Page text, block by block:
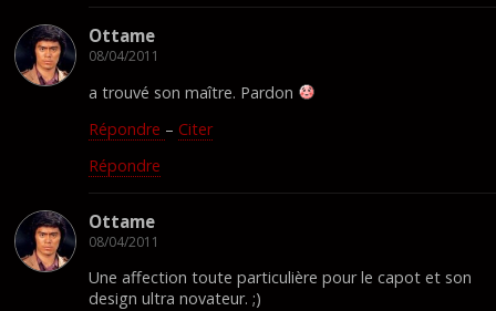
Ottame
08/04/2011
a trouvé son maître. Pardon
Répondre – Citer
Répondre
Ottame
08/04/2011
Une affection toute particulière pour le capot et son
design ultra novateur. ;)